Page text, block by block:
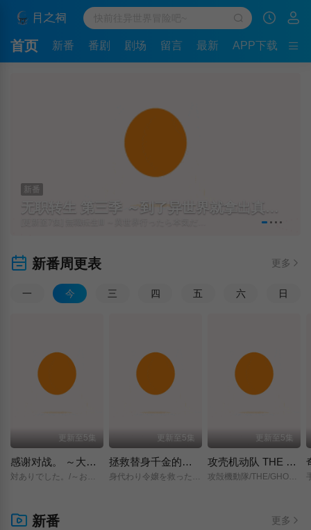
首页 新番 番剧 剧场 留言 最新 APP下载
新番
新番周更表 更多
一 今 三 四 五 六 日
更新至5集
感谢对战。 ～大小姐才不玩格斗游戏～
対ありでした。/～お嬢さまは格闘ゲームなんてしない～/
更新至5集
拯救替身千金的是冷酷无情冰之王子的爱
身代わり令嬢を救ったのは冷酷無慈悲な氷の王子の愛でした/
更新至5集
攻壳机动队 THE GHOST IN THE SHELL
攻殻機動隊/THE/GHOST/IN/THE/SHELL/
新番 更多